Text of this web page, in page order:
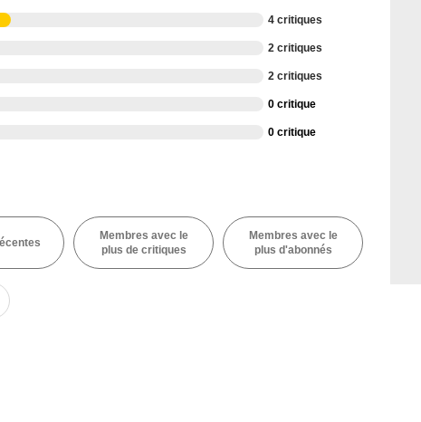
4 critiques
2 critiques
2 critiques
0 critique
0 critique
Membres avec le
plus de critiques
Membres avec le
plus d'abonnés